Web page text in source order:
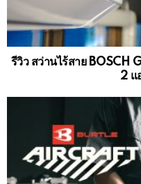
รีวิว สว่านไร้สาย BOSCH
2 แ